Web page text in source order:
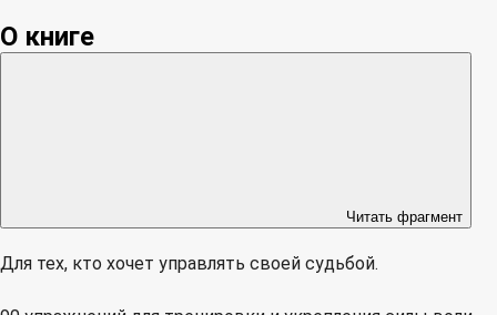
О книге
Читать фрагмент
Для тех, кто хочет управлять своей судьбой.